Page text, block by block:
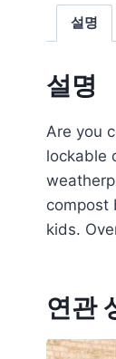
설명
설명
Are you
lockable
compost
kids.
연관